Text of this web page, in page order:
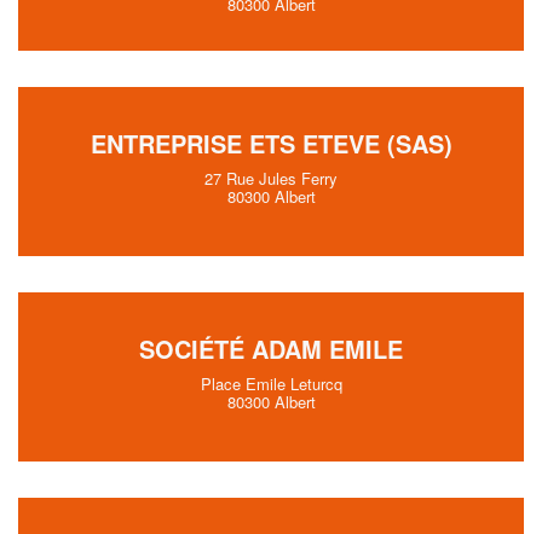
ENTREPRISE ETS ETEVE (SAS)
27 Rue Jules Ferry
80300 Albert
SOCIÉTÉ ADAM EMILE
Place Emile Leturcq
80300 Albert